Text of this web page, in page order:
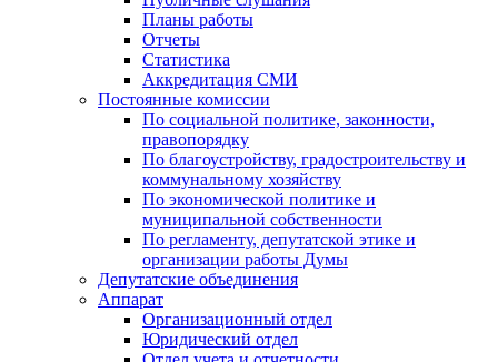
Планы работы
Отчеты
Статистика
Аккредитация СМИ
Постоянные комиссии
По социальной политике, законности,
правопорядку
По благоустройству, градостроительству и
коммунальному хозяйству
По экономической политике и
муниципальной собственности
По регламенту, депутатской этике и
организации работы Думы
Депутатские объединения
Аппарат
Организационный отдел
Юридический отдел